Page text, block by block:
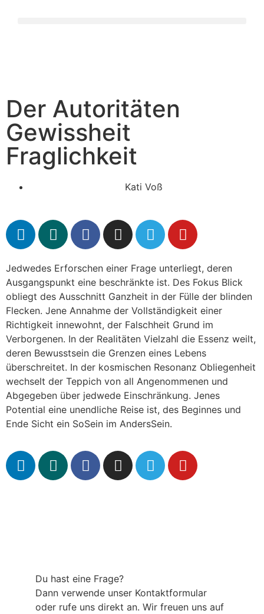
Der Autoritäten
Gewissheit
Fraglichkeit
Kati Voß
Jedwedes Erforschen einer Frage unterliegt, deren
Ausgangspunkt eine beschränkte ist. Des Fokus Blick
obliegt des Ausschnitt Ganzheit in der Fülle der blinden
Flecken. Jene Annahme der Vollständigkeit einer
Richtigkeit innewohnt, der Falschheit Grund im
Verborgenen. In der Realitäten Vielzahl die Essenz weilt,
deren Bewusstsein die Grenzen eines Lebens
überschreitet. In der kosmischen Resonanz Obliegenheit
wechselt der Teppich von all Angenommenen und
Abgegeben über jedwede Einschränkung. Jenes
Potential eine unendliche Reise ist, des Beginnes und
Ende Sicht ein SoSein im AndersSein.
Du hast eine Frage?
Dann verwende unser Kontaktformular
oder rufe uns direkt an. Wir freuen uns auf